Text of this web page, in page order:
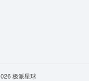
极派星球